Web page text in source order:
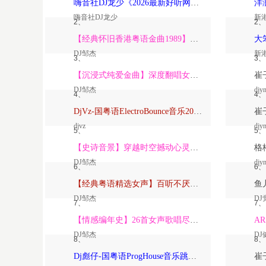
嗨音社DJ龙少《2026最新好听网络伤感歌曲推荐·深爱过的人一生惦记》
嗨音社DJ龙少
2、
【经典怀旧香港粤语金曲1989】高潮版【DJ邹杰】
DJ邹杰
3、
【沉浸式纯爱金曲】深度翻唱女声版【DJ邹杰】_
DJ邹杰
4、
DjVz-国粤语ElectroBounce音乐2026讲不出再见怀旧版蹦迪跳舞大碟
djvz
5、
【史诗音景】穿越时空撼动心灵的管弦乐【DJ邹杰】
DJ邹杰
6、
【经典粤语精选女声】百听不厌深度翻唱版【DJ邹杰】_
DJ邹杰
7、
【情感编年史】26首女声歌唱尽从暗恋到放下的全部【DJ邹杰】
DJ邹杰
8、
Dj彪仔-国粤语ProgHouse音乐跳舞街vs心要让你听见串烧Vol.39
新
2、
新
3、
4、
5、
6、
DJ
7、
DJ
8、